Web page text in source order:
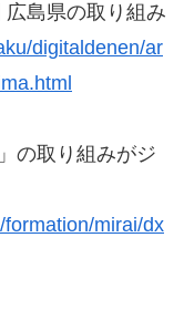
島県の取り組み
digitaldenen/ar
の取り組みがジ
mirai/dx